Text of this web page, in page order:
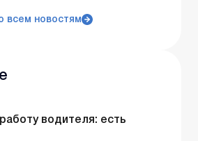
всем новостям
водителя: есть